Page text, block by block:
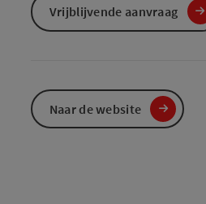
Vrijblijvende aanvraag
Naar de website